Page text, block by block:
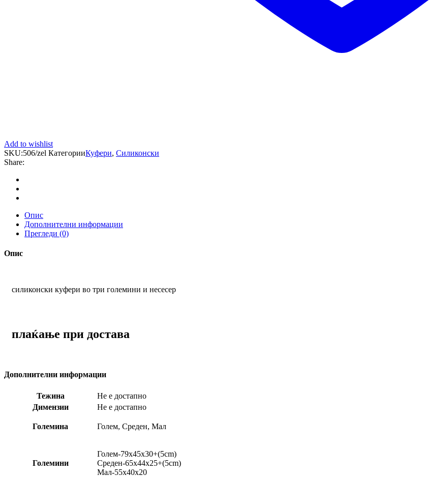
Add to wishlist
SKU:506/zel КатегорииКуфери, Силиконски
Share:
Опис
Дополнителни информации
Прегледи (0)
Опис
силиконски куфери во три големини и несесер
плаќање при достава
Дополнителни информации
Тежина
Не е достапно
Димензии
Не е достапно
Големина Голем, Среден, Мал
Големини
Голем-79х45х30+(5cm)
Среден-65х44х25+(5cm)
Мал-55х40х20